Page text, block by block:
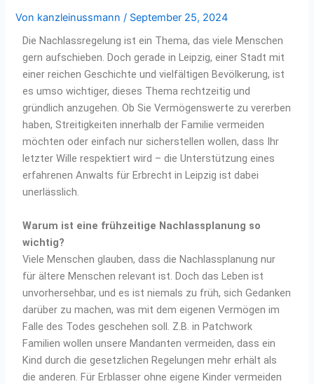
Von kanzleinussmann/ September 25, 2024
Die Nachlassregelung ist ein Thema, das viele Menschen
gern aufschieben. Doch gerade in Leipzig, einer Stadt mit
einer reichen Geschichte und vielfältigen Bevölkerung, ist
es umso wichtiger, dieses Thema rechtzeitig und
gründlich anzugehen. Ob Sie Vermögenswerte zu vererben
haben, Streitigkeiten innerhalb der Familie vermeiden
möchten oder einfach nur sicherstellen wollen, dass Ihr
letzter Wille respektiert wird – die Unterstützung eines
erfahrenen Anwalts für Erbrecht in Leipzig ist dabei
unerlässlich.
Warum ist eine frühzeitige Nachlassplanung so
wichtig?
Viele Menschen glauben, dass die Nachlassplanung nur
für ältere Menschen relevant ist. Doch das Leben ist
unvorhersehbar, und es ist niemals zu früh, sich Gedanken
darüber zu machen, was mit dem eigenen Vermögen im
Falle des Todes geschehen soll. Z.B. in Patchwork
Familien wollen unsere Mandanten vermeiden, dass ein
Kind durch die gesetzlichen Regelungen mehr erhält als
die anderen. Für Erblasser ohne eigene Kinder vermeiden